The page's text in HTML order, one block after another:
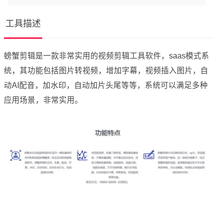
工具描述
螃蟹剪辑是一款非常实用的视频剪辑工具软件，saas模式系
统，其功能包括图片转视频，增加字幕，视频插入图片，自
动AI配音，加水印，自动加片头尾等等，系统可以满足多种
应用场景，非常实用。